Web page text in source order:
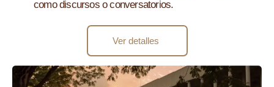
como discursos o conversatorios.
Ver detalles